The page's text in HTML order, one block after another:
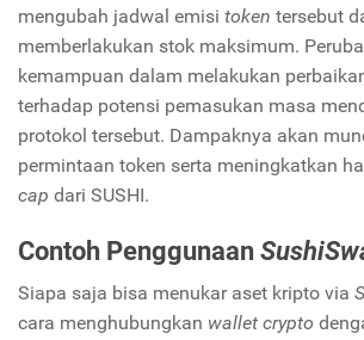
mengubah jadwal emisi token tersebut
memberlakukan stok maksimum.
kemampuan dalam melakukan
terhadap potensi pemasukan masa
protokol tersebut. Dampaknya akan
permintaan token serta meningkatkan
cap dari SUSHI.
Contoh Penggunaan
Siapa saja bisa menukar aset kripto via
cara menghubungkan wallet crypto